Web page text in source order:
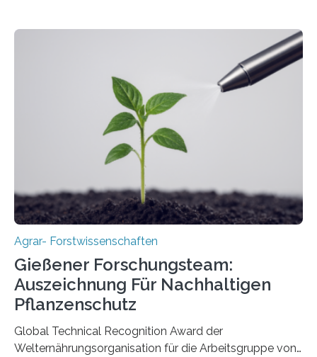
Agrar- Forstwissenschaften
Gießener Forschungsteam:
Auszeichnung Für Nachhaltigen
Pflanzenschutz
Global Technical Recognition Award der
Welternährungsorganisation für die Arbeitsgruppe von